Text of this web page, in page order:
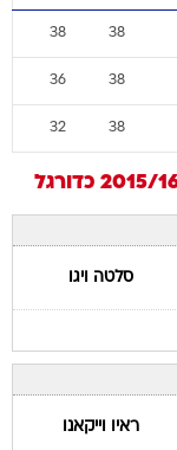
38
38
38
36
38
32
כדורגל
סלטה ויגו
ראיו וייקאנו